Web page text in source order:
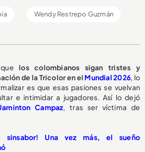
Wendy Restrepo Guzmán
los colombianos sigan tristes y
de la Tricolor en el Mundial 2026, lo
es que esas pasiones se vuelvan
e intimidar a jugadores. Así lo dejó
Jaminton Campaz , tras ser víctima de
sinsabor! Una vez más, el sueño